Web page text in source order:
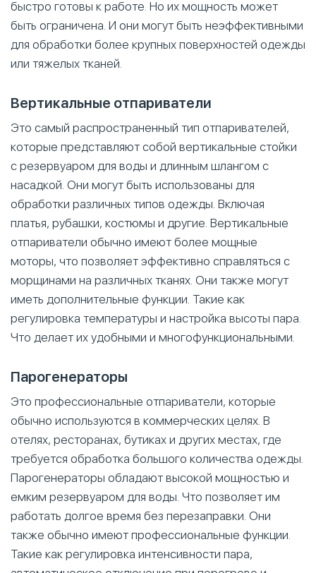
быстро готовы к работе. Но их мощность может
быть ограничена. И они могут быть неэффективными
для обработки более крупных поверхностей одежды
или тяжелых тканей.
Вертикальные отпариватели
Это самый распространенный тип отпаривателей,
которые представляют собой вертикальные стойки
с резервуаром для воды и длинным шлангом с
насадкой. Они могут быть использованы для
обработки различных типов одежды. Включая
платья, рубашки, костюмы и другие. Вертикальные
отпариватели обычно имеют более мощные
моторы, что позволяет эффективно справляться с
морщинами на различных тканях. Они также могут
иметь дополнительные функции. Такие как
регулировка температуры и настройка высоты пара.
Что делает их удобными и многофункциональными.
Парогенераторы
Это профессиональные отпариватели, которые
обычно используются в коммерческих целях. В
отелях, ресторанах, бутиках и других местах, где
требуется обработка большого количества одежды.
Парогенераторы обладают высокой мощностью и
емким резервуаром для воды. Что позволяет им
работать долгое время без перезаправки. Они
также обычно имеют профессиональные функции.
Такие как регулировка интенсивности пара,